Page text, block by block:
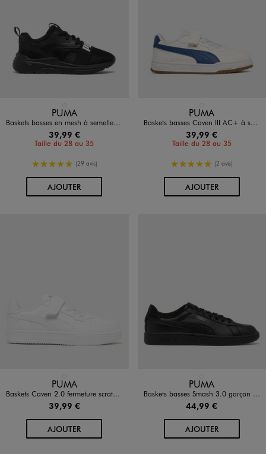
Disponible en 1 coloris
PUMA
Baskets basses en mesh à semelle Softfoam+ garçon - PUMA
39,99 €
Taille du 28 au 35
5/5 de moyenne
(29 avis)
AJOUTERAU PANIER
Disponible en 1 coloris
PUMA
Baskets basses Caven III AC+ à scratch garçon - Puma
39,99 €
Taille du 28 au 35
5/5 de moyenne
(2 avis)
AJOUTERAU PANIER
Disponible en 1 coloris
PUMA
Baskets Caven 2.0 fermeture scratch garçon - Puma
39,99 €
AJOUTERAU PANIER
Disponible en 1 coloris
PUMA
Baskets basses Smash 3.0 garçon - Puma
44,99 €
AJOUTERAU PANIER